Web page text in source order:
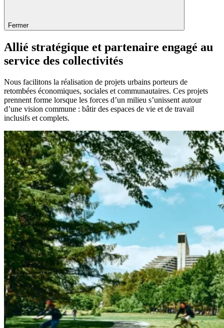
Fermer
Allié stratégique et partenaire engagé au
service des collectivités
Nous facilitons la réalisation de projets urbains porteurs de
retombées économiques, sociales et communautaires. Ces projets
prennent forme lorsque les forces d’un milieu s’unissent autour
d’une vision commune : bâtir des espaces de vie et de travail
inclusifs et complets.